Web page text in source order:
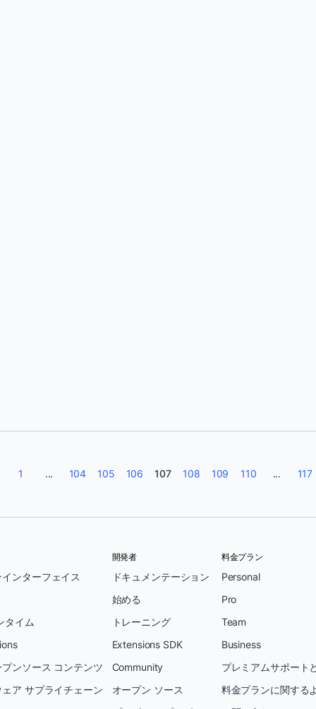
1 ... 104 105 106 107 108 109 110 ... 117
ンターフェイス
タイム
ンソース コンテンツ
ア サプライチェーン
開発者
ドキュメンテーション
始める
トレーニング
Extensions SDK
Community
オープン ソース
料金プラン
Personal
Pro
Team
Business
プレミアムサポート
料金プランに関する